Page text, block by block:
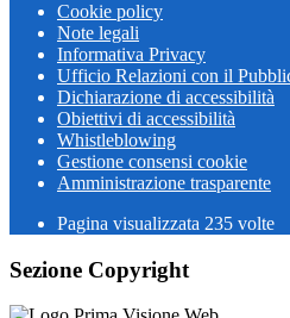
Cookie policy
Note legali
Informativa Privacy
Ufficio Relazioni con il
Dichiarazione di accessibilità
Obiettivi di accessibilità
Whistleblowing
Gestione consensi cookie
Amministrazione trasparente
Pagina visualizzata 235 volte
Sezione Copyright